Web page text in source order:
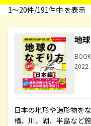
1〜20件/191件中 を表示
地
日本の地形や造形物を
橋、川、湖、半島など